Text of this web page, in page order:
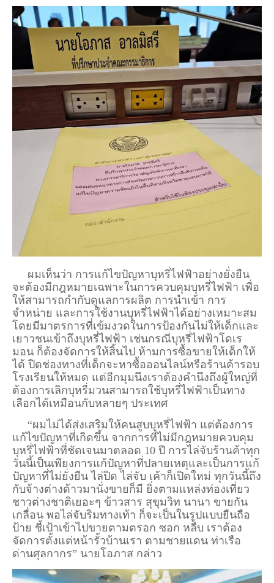
ผมเห็นว่า การแก้ไขปัญหาบุหรี่ไฟฟ้าอย่างยั่งยืน
จะต้องมีกฎหมายเฉพาะในการควบคุมบุหรี่ไฟฟ้า เพื่อ
ให้สามารถกำกับดูแลการผลิต การนำเข้า การ
จำหน่าย และการใช้งานบุหรี่ไฟฟ้าได้อย่างเหมาะสม
โดยมีมาตรการที่เข้มงวดในการป้องกันไม่ให้เด็กและ
เยาวชนเข้าถึงบุหรี่ไฟฟ้า เช่นกรณีบุหรี่ไฟฟ้าโดเร
มอน ก็ต้องจัดการให้สิ้นไป ห้ามการซื้อขายให้เด็กให้
ได้ ปิดช่องทางที่เด็กจะหาซื้อออนไลน์หรือร้านค้ารอบ
โรงเรียนให้หมด แต่อีกมุมนึงเราต้องคำนึงถึงผู้ใหญ่ที่
ต้องการเลิกบุหรี่มวนสามารถใช้บุหรี่ไฟฟ้าเป็นทาง
เลือกได้เหมือนกับหลายๆ ประเทศ
“ผมไม่ได้ส่งเสริมให้คนสูบบุหรี่ไฟฟ้า แต่ต้องการ
แก้ไขปัญหาที่เกิดขึ้น จากการที่ไม่มีกฎหมายควบคุม
บุหรี่ไฟฟ้าที่ชัดเจนมาตลอด 10 ปี การไล่จับร้านค้าทุก
วันนี้เป็นเพียงการแก้ปัญหาที่ปลายเหตุและเป็นการแก้
ปัญหาที่ไม่ยั่งยืน ไล่ปิด ไล่จับ เค้าก็เปิดใหม่ ทุกวันนี้ถึง
กับจ้างต่างด้าวมานั่งขายก็มี ยิ่งตามแหล่งท่องเที่ยว
ชาวต่างชาติเยอะๆ ข้าวสาร สุขุมวิท นานา ขายกัน
เกลื่อน พอไล่จับริมทางเท้า ก็จะเป็นในรูปแบบยืนถือ
ป้าย ชี้เป้าเข้าไปขายตามตรอก ซอก หลืบ เราต้อง
จัดการตั้งแต่หน้ารั้วบ้านเรา ตามชายแดน ท่าเรือ
ด่านศุลกากร” นายโอภาส กล่าว